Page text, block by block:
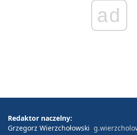
ad
Redaktor naczelny:
Grzegorz Wierzchołowski